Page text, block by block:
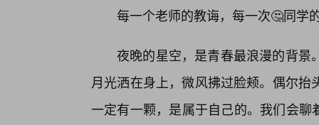
每一个老师的教诲，每一次🤔同学
夜晚的星空，是青春最浪漫的背景
月光洒在身上，微风拂过脸颊。偶尔
一定有一颗，是属于自己的。我们会